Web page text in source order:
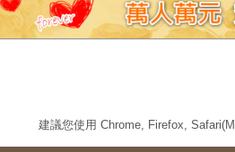
建議您使用 Chrome, Firefox,